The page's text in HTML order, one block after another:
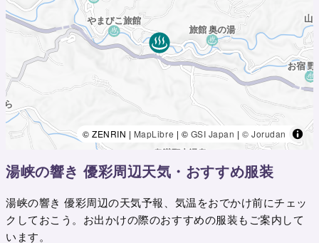
© ZENRIN | MapLibre | © GSI Japan |© Jorudan
湯峡の響き 優彩周辺天気・おすすめ服装
湯峡の響き 優彩周辺の天気予報、気温をおでかけ前にチェッ
クしておこう。お出かけの際のおすすめの服装もご案内して
います。